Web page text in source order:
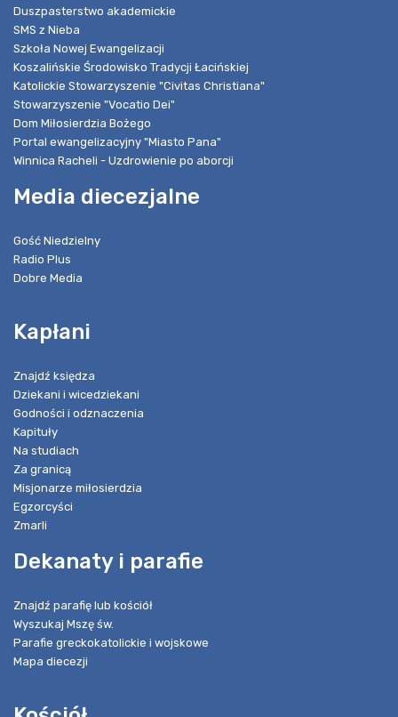
Duszpasterstwo akademickie
SMS z Nieba
Szkoła Nowej Ewangelizacji
Koszalińskie Środowisko Tradycji Łacińskiej
Katolickie Stowarzyszenie "Civitas Christiana"
Stowarzyszenie "Vocatio Dei"
Dom Miłosierdzia Bożego
Portal ewangelizacyjny "Miasto Pana"
Winnica Racheli - Uzdrowienie po aborcji
Media diecezjalne
Gość Niedzielny
Radio Plus
Dobre Media
Kapłani
Znajdź księdza
Dziekani i wicedziekani
Godności i odznaczenia
Kapituły
Na studiach
Za granicą
Misjonarze miłosierdzia
Egzorcyści
Zmarli
Dekanaty i parafie
Znajdź parafię lub kościół
Wyszukaj Mszę św.
Parafie greckokatolickie i wojskowe
Mapa diecezji